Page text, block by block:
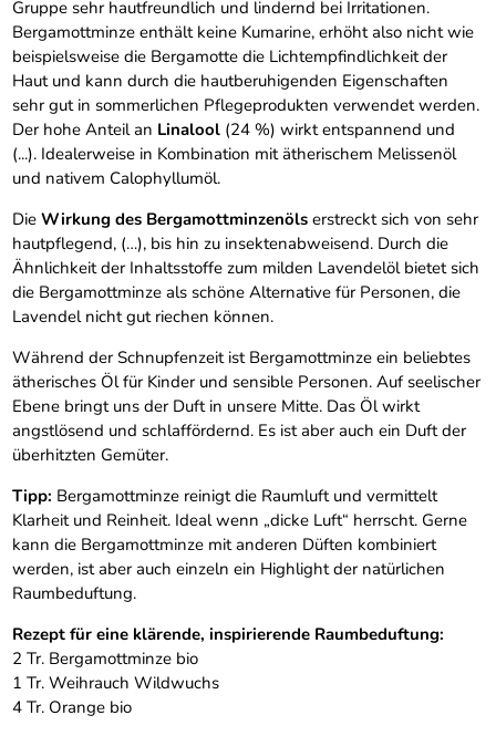
Gruppe sehr hautfreundlich und lindernd bei Irritationen.
Bergamottminze enthält keine Kumarine, erhöht also nicht wie
beispielsweise die Bergamotte die Lichtempfindlichkeit der
Haut und kann durch die hautberuhigenden Eigenschaften
sehr gut in sommerlichen Pflegeprodukten verwendet werden.
Der hohe Anteil an Linalool (24 %) wirkt entspannend und
(...). Idealerweise in Kombination mit ätherischem Melissenöl
und nativem Calophyllumöl.
DieWirkung des Bergamottminzenöls erstreckt sich von sehr
hautpflegend, (…), bis hin zu insektenabweisend. Durch die
Ähnlichkeit der Inhaltsstoffe zum milden Lavendelöl bietet sich
die Bergamottminze als schöne Alternative für Personen, die
Lavendel nicht gut riechen können.
Während der Schnupfenzeit ist Bergamottminze ein beliebtes
ätherisches Öl für Kinder und sensible Personen. Auf seelischer
Ebene bringt uns der Duft in unsere Mitte. Das Öl wirkt
angstlösend und schlaffördernd. Es ist aber auch ein Duft der
überhitzten Gemüter.
Tipp: Bergamottminze reinigt die Raumluft und vermittelt
Klarheit und Reinheit. Ideal wenn „dicke Luft“ herrscht. Gerne
kann die Bergamottminze mit anderen Düften kombiniert
werden, ist aber auch einzeln ein Highlight der natürlichen
Raumbeduftung.
Rezept für eine klärende, inspirierende Raumbeduftung:
2 Tr. Bergamottminze bio
1 Tr. Weihrauch Wildwuchs
4 Tr. Orange bio